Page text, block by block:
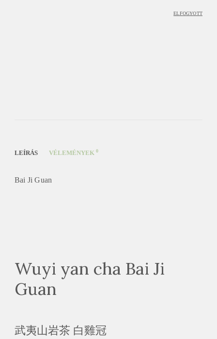
ELFOGYOTT
LEÍRÁS VÉLEMÉNYEK 0
Bai Ji Guan
Wuyi yan cha Bai Ji
Guan
武夷山岩茶 白雞冠